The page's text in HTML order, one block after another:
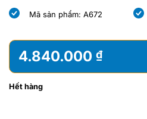
là:
tại
6.554.000 ₫.
Mã sản phẩm: A672
4.840.000 ₫
Hết hàng